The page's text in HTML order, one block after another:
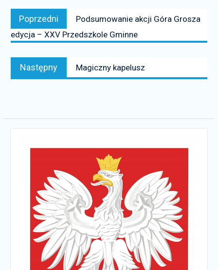
Nawigacja
wpisu
Poprzedni
news:
Podsumowanie akcji Góra Grosza
edycja – XXV Przedszkole Gminne
Następny
news:
Magiczny kapelusz